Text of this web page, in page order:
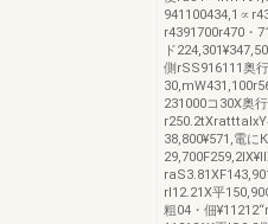
r4391700r470・
ド
側rSS916111奥
231000コ30X奥
38,800¥571,電に
rl12.21X平
粗04・佃